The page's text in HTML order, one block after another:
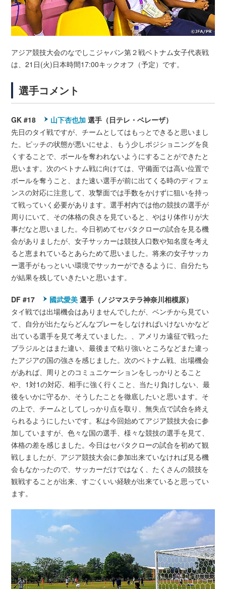
アジア競技大会のなでしこジャパン第２戦ベトナム女子代表戦
は、21日(火)日本時間17:00キックオフ（予定）です。
選手コメント
GK #18 山下杏也加 選手（日テレ・ベレーザ）
先日のタイ戦ですが、チームとしてはもっとできると思いまし
た。ピッチの状態が悪いにせよ、もう少しポジショニングを良
くすることで、ボールを奪われないようにすることができたと
思います。次のベトナム戦に向けては、守備面では高い位置で
ボールを奪うこと、また速い選手が前に出てくる時のディフェ
ンスの対応に注意して、攻撃面では手数をかけずに狙いを持っ
て戦っていく必要があります。選手村内では他の競技の選手が
周りにいて、その体格の良さを見ていると、やはり体作りが大
事だなと思いました。今日初めてセパタクローの試合を見る機
会がありましたが、女子サッカーは競技人口数や知名度を考え
ると恵まれているとあらためて思いました。将来の女子サッカ
ー選手がもっといい環境でサッカーができるように、自分たち
が結果を残していきたいと思います。
DF #17 國武愛美 選手（ノジマステラ神奈川相模原）
タイ戦では出場機会はありませんでしたが、ベンチから見てい
て、自分が出たならどんなプレーをしなければいけないかなど
出ている選手を見て考えていました。、アメリカ遠征で戦った
ブラジルとはまた違い、最後まで粘り強いところなどまた違っ
たアジアの国の強さを感じました。次のベトナム戦、出場機会
があれば、周りとのコミュニケーションをしっかりとること
や、1対1の対応、相手に強く行くこと、当たり負けしない、最
後をいかに守るか、そうしたことを徹底したいと思います。そ
の上で、チームとしてしっかり点を取り、無失点で試合を終え
られるようにしたいです。私は今回始めてアジア競技大会に参
加していますが、色々な国の選手、様々な競技の選手を見て、
体格の差を感じました。今日はセパタクローの試合を初めて観
戦しましたが、アジア競技大会に参加出来ていなければ見る機
会もなかったので、サッカーだけではなく、たくさんの競技を
観戦することが出来、すごくいい経験が出来ていると思ってい
ます。